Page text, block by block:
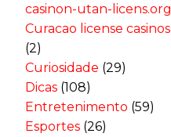
casinon-utan-licens.org
Curacao license
(2)
Curiosidade (29)
Dicas (108)
Entretenimento (59)
Esportes (26)